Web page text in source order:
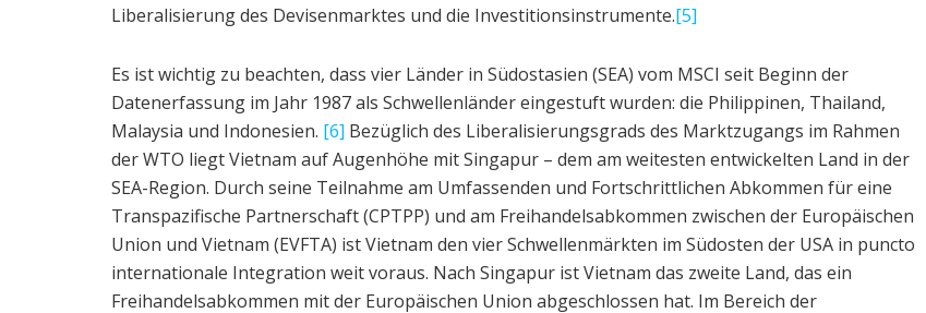
Liberalisierung des Devisenmarktes und die Investitionsinstrumente.[5]
Es ist wichtig zu beachten, dass vier Länder in Südostasien (SEA) vom MSCI seit Beginn der
Datenerfassung im Jahr 1987 als Schwellenländer eingestuft wurden: die Philippinen, Thailand,
Malaysia und Indonesien. [6] Bezüglich des Liberalisierungsgrads des Marktzugangs im Rahmen
der WTO liegt Vietnam auf Augenhöhe mit Singapur – dem am weitesten entwickelten Land in der
SEA-Region. Durch seine Teilnahme am Umfassenden und Fortschrittlichen Abkommen für eine
Transpazifische Partnerschaft (CPTPP) und am Freihandelsabkommen zwischen der Europäischen
Union und Vietnam (EVFTA) ist Vietnam den vier Schwellenmärkten im Südosten der USA in puncto
internationale Integration weit voraus. Nach Singapur ist Vietnam das zweite Land, das ein
Freihandelsabkommen mit der Europäischen Union abgeschlossen hat. Im Bereich der